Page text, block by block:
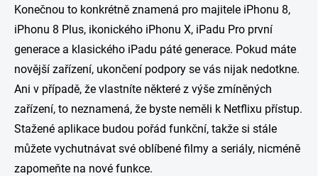
Konečnou to konkrétně znamená pro majitele iPhonu 8,
iPhonu 8 Plus, ikonického iPhonu X, iPadu Pro první
generace a klasického iPadu páté generace. Pokud máte
novější zařízení, ukončení podpory se vás nijak nedotkne.
Ani v případě, že vlastníte některé z výše zmíněných
zařízení, to neznamená, že byste neměli k Netflixu přístup.
Stažené aplikace budou pořád funkční, takže si stále
můžete vychutnávat své oblíbené filmy a seriály, nicméně
zapomeňte na nové funkce.